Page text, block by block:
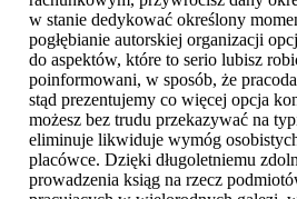
w stanie dedykować określony
pogłębianie autorskiej organizacji
do aspektów, które to serio lubisz
poinformowani, w sposób, że
stąd prezentujemy co więcej opcja
możesz bez trudu przekazywać na
eliminuje likwiduje wymóg
placówce. Dzięki długoletniemu
prowadzenia ksiąg na rzecz